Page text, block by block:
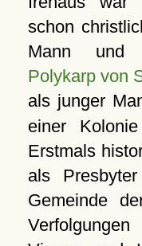
schon
Mann und
Polykarp von
als junger
einer
Erstmals
als
Gemeinde